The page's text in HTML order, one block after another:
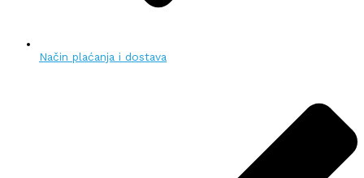
Način plaćanja i dostava